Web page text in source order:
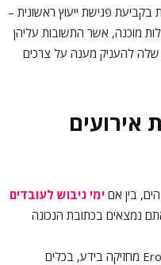
פגישת ייעוץ ראשונית –
מוכנה, אשר התשובות עליהן
שלה להעניק מענה על צרכים
בין אם ימי גיבוש לעובדים
נמצאים בכתובת הנכונה
חברת ההפקה Eron-events productions מחזיקה בידע, בכלים